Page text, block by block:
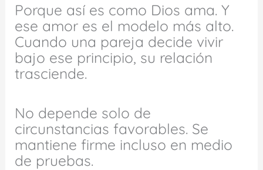
Porque así es como Dios ama. Y
ese amor es el modelo más alto.
Cuando una pareja decide vivir
bajo ese principio, su relación
trasciende.
No depende solo de
circunstancias favorables. Se
mantiene firme incluso en medio
de pruebas.